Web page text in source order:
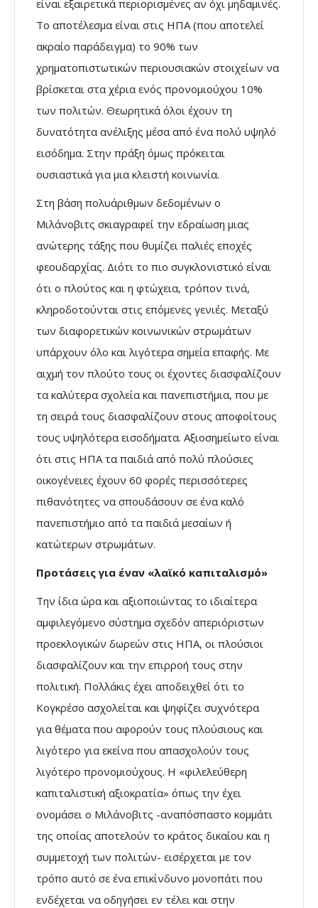
είναι εξαιρετικά περιορισμένες αν όχι μηδαμινές.
Το αποτέλεσμα είναι στις ΗΠΑ (που αποτελεί
ακραίο παράδειγμα) το 90% των
χρηµατοπιστωτικών περιουσιακών στοιχείων να
βρίσκεται στα χέρια ενός προνομιούχου 10%
των πολιτών. Θεωρητικά όλοι έχουν τη
δυνατότητα ανέλιξης μέσα από ένα πολύ υψηλό
εισόδημα. Στην πράξη όμως πρόκειται
ουσιαστικά για μια κλειστή κοινωνία.
Στη βάση πολυάριθμων δεδομένων ο
Μιλάνοβιτς σκιαγραφεί την εδραίωση μιας
ανώτερης τάξης που θυμίζει παλιές εποχές
φεουδαρχίας. Διότι το πιο συγκλονιστικό είναι
ότι ο πλούτος και η φτώχεια, τρόπον τινά,
κληροδοτούνται στις επόμενες γενιές. Μεταξύ
των διαφορετικών κοινωνικών στρωμάτων
υπάρχουν όλο και λιγότερα σημεία επαφής. Με
αιχμή τον πλούτο τους οι έχοντες διασφαλίζουν
τα καλύτερα σχολεία και πανεπιστήμια, που με
τη σειρά τους διασφαλίζουν στους αποφοίτους
τους υψηλότερα εισοδήματα. Αξιοσημείωτο είναι
ότι στις ΗΠΑ τα παιδιά από πολύ πλούσιες
οικογένειες έχουν 60 φορές περισσότερες
πιθανότητες να σπουδάσουν σε ένα καλό
πανεπιστήμιο από τα παιδιά μεσαίων ή
κατώτερων στρωμάτων.
Προτάσεις για έναν «λαϊκό καπιταλισμό»
Την ίδια ώρα και αξιοποιώντας το ιδιαίτερα
αμφιλεγόμενο σύστημα σχεδόν απεριόριστων
προεκλογικών δωρεών στις ΗΠΑ, οι πλούσιοι
διασφαλίζουν και την επιρροή τους στην
πολιτική. Πολλάκις έχει αποδειχθεί ότι το
Κογκρέσο ασχολείται και ψηφίζει συχνότερα
για θέματα που αφορούν τους πλούσιους και
λιγότερο για εκείνα που απασχολούν τους
λιγότερο προνομιούχους. Η «φιλελεύθερη
καπιταλιστική αξιοκρατία» όπως την έχει
ονομάσει ο Μιλάνοβιτς -αναπόσπαστο κομμάτι
της οποίας αποτελούν το κράτος δικαίου και η
συμμετοχή των πολιτών- εισέρχεται με τον
τρόπο αυτό σε ένα επικίνδυνο μονοπάτι που
ενδέχεται να οδηγήσει εν τέλει και στην